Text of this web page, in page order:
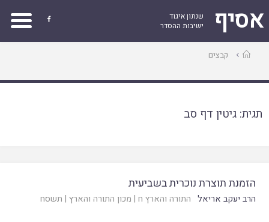
אסיף
שנתון איגוד
ישיבות ההסדר

עמודקבצים
תגית:גיטין דף סב
הזמנת תוצרת נוכרית בשביעית
הרב יעקב אריאל התורה והארץ ח | מכון התורה והארץ | תשסח